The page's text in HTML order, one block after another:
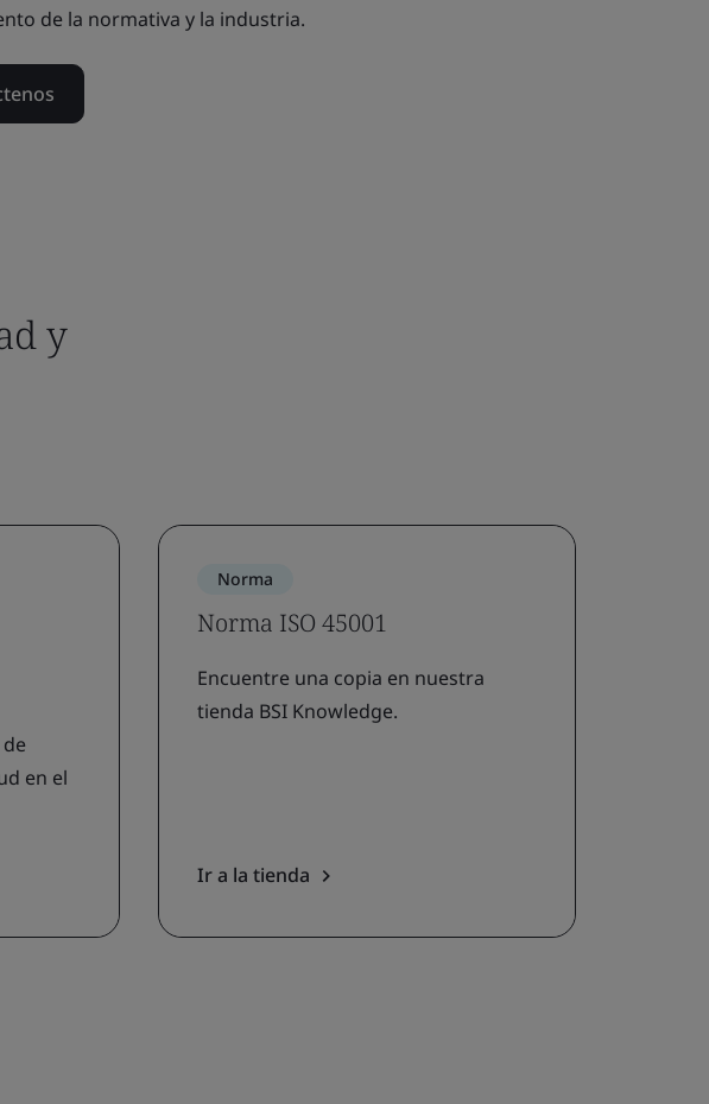
de la normativa y la industria.
y
en el
Norma
Norma ISO 45001
Encuentre una copia en nuestra
tienda BSI Knowledge.
Ir a la tienda